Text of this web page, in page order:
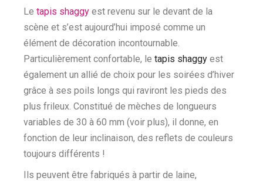
Le tapis shaggy est revenu sur le devant de la
scène et s’est aujourd’hui imposé comme un
élément de décoration incontournable.
Particulièrement confortable, le tapis shaggy est
également un allié de choix pour les soirées d’hiver
grâce à ses poils longs qui raviront les pieds des
plus frileux. Constitué de mèches de longueurs
variables de 30 à 60 mm (voir plus), il donne, en
fonction de leur inclinaison, des reflets de couleurs
toujours différents !
Ils peuvent être fabriqués à partir de laine,